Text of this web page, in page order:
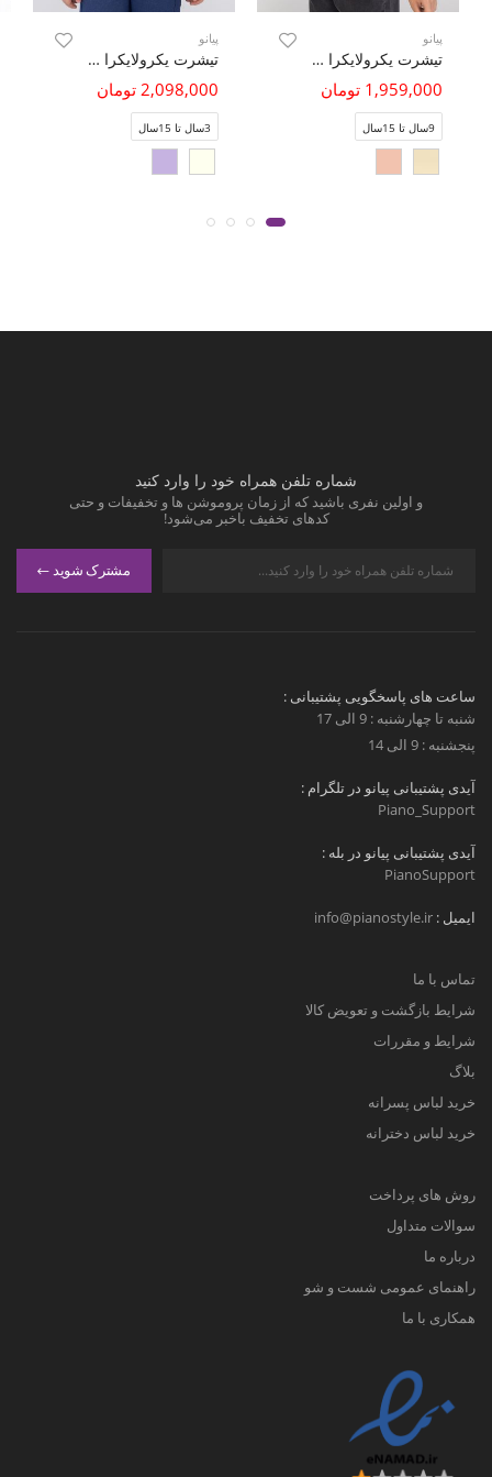
پیانو
تیشرت یکرولایکرا آستین کیمونو تمام چاپ
1,959,000 تومان
9سال تا 15سال
پیانو
تیشرت یکرولایکرا لمه دار (ست با کد 10778)
2,098,000 تومان
3سال تا 15سال
شماره تلفن همراه خود را وارد کنید
و اولین نفری باشید که از زمان پروموشن ها و تخفیفات و حتی
کدهای تخفیف باخبر می‌شود!
مشترک شوید
ساعت های پاسخگویی پشتیبانی :
شنبه تا چهارشنبه : 9 الی 17
پنجشنبه : 9 الی 14
آیدی پشتیبانی پیانو در تلگرام :
Piano_Support
آیدی پشتیبانی پیانو در بله :
PianoSupport
ایمیل : info@pianostyle.ir
تماس با ما
شرایط بازگشت و تعویض کالا
شرایط و مقررات
بلاگ
خرید لباس پسرانه
خرید لباس دخترانه
روش های پرداخت
سوالات متداول
درباره ما
راهنمای عمومی شست و شو
همکاری با ما